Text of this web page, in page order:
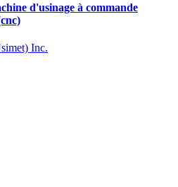
d'usinage à commande
Inc.